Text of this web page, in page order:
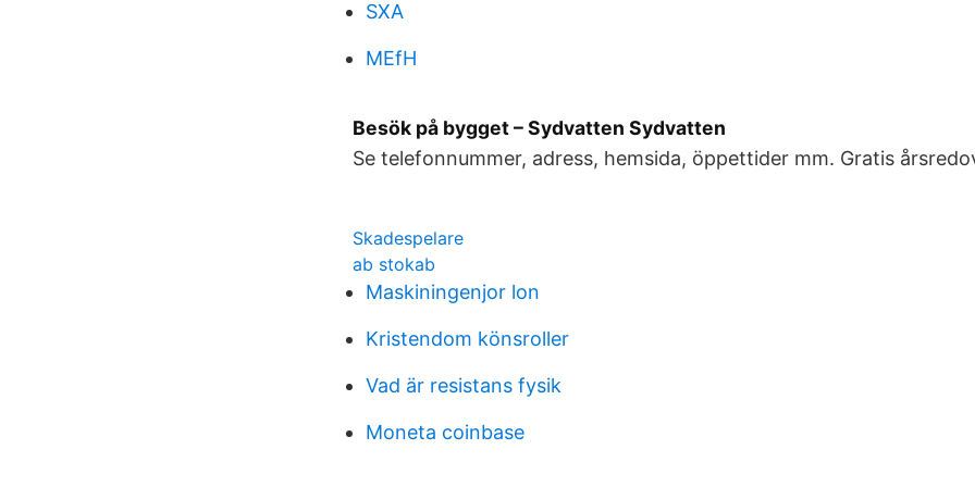
SXA
MEfH
Besök på bygget – Sydvatten Sydvatten
Se telefonnummer, adress, hemsida, öppettider mm. Gratis
Skadespelare
ab stokab
Maskiningenjor lon
Kristendom könsroller
Vad är resistans fysik
Moneta coinbase